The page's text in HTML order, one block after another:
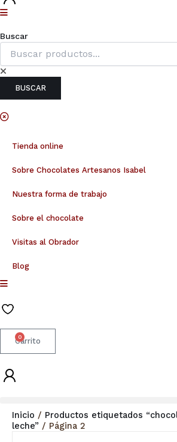
Buscar
BUSCAR
Tienda online
Sobre Chocolates Artesanos Isabel
Nuestra forma de trabajo
Sobre el chocolate
Visitas al Obrador
Blog
0
Carrito
Inicio / Productos etiquetados
leche” / Página 2